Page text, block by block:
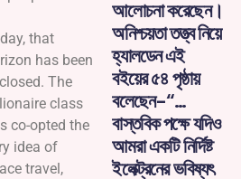
that
has been
The
class
co-opted the
idea of
travel,
আলোচনা করেছেন।
অনিশ্চয়তা তত্ত্ব নিয়ে
হ্যালডেন এই
বইয়ের ৫৪ পৃষ্ঠায়
বলেছেন-“…
বাস্তবিক পক্ষে যদিও
আমরা একটি নির্দিষ্ট
ইলেক্ট্রনের ভবিষ্যৎ